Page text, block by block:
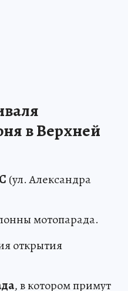
в Верхней
(ул. Александра
мотопарада.
открытия
, в котором примут